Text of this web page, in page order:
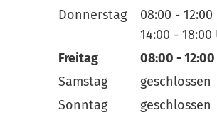
Von 13:30 bis
Donnerstag 08:00 - 12:00
Von 08:00 bis
14:00 - 18:00
Von 14:00 bis
Freitag 08:00 -12:00
Von 08:00 bis
Samstag
geschlossen
Sonntag
geschlossen